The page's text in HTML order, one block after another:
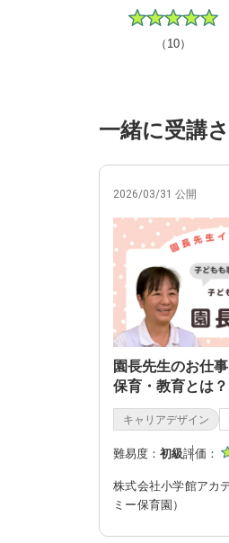
（10）
一緒に受講
2026/03/31 公開
園長先生のお仕
保育・教育とは
ュー
キャリアデザイン
難易度： 初級評価：
株式会社小学館アカ
ミー保育園）